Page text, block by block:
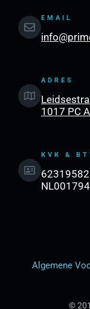
EMAIL
ADRES
1017 PC
KVK &
62319582
Algemene
©